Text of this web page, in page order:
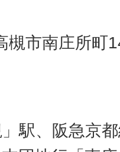
槻市南庄所町
」駅、阪急京